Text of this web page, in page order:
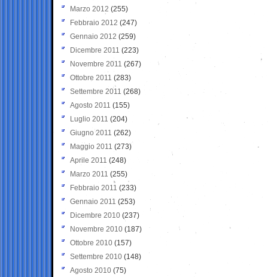
Marzo 2012 (255)
Febbraio 2012 (247)
Gennaio 2012 (259)
Dicembre 2011 (223)
Novembre 2011 (267)
Ottobre 2011 (283)
Settembre 2011 (268)
Agosto 2011 (155)
Luglio 2011 (204)
Giugno 2011 (262)
Maggio 2011 (273)
Aprile 2011 (248)
Marzo 2011 (255)
Febbraio 2011 (233)
Gennaio 2011 (253)
Dicembre 2010 (237)
Novembre 2010 (187)
Ottobre 2010 (157)
Settembre 2010 (148)
Agosto 2010 (75)